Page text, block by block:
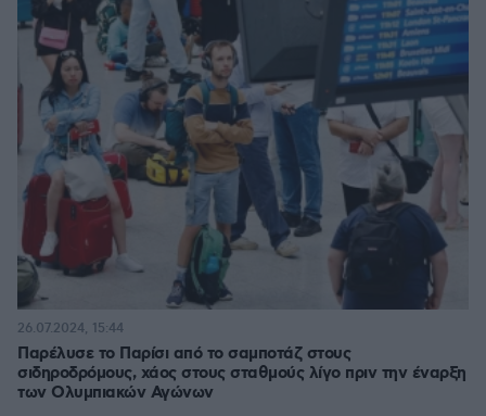
Παρέλυσε το Παρίσι από το σαμποτάζ στους
σιδηροδρόμους, χάος στους σταθμούς λίγο πριν την έναρξη
των Ολυμπιακών Αγώνων
26.07.2024, 15:44